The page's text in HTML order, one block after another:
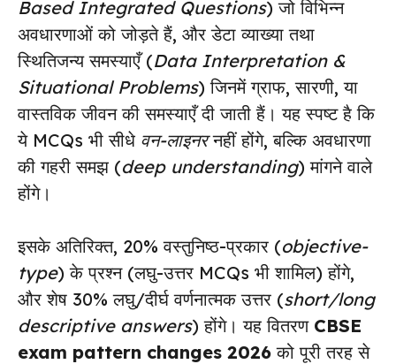
Based Integrated Questions) जो विभिन्न
अवधारणाओं को जोड़ते हैं, और डेटा व्याख्या तथा
स्थितिजन्य समस्याएँ (Data Interpretation &
Situational Problems) जिनमें ग्राफ, सारणी, या
वास्तविक जीवन की समस्याएँ दी जाती हैं। यह स्पष्ट है कि
ये MCQs भी सीधे वन-लाइनरनहीं होंगे, बल्कि अवधारणा
की गहरी समझ (deep understanding) मांगने वाले
होंगे।
इसके अतिरिक्त, 20% वस्तुनिष्ठ-प्रकार (objective-
type) के प्रश्न (लघु-उत्तर MCQs भी शामिल) होंगे,
और शेष 30% लघु/दीर्घ वर्णनात्मक उत्तर (short/long
descriptive answers) होंगे। यह वितरण CBSE
exam pattern changes 2026 को पूरी तरह से